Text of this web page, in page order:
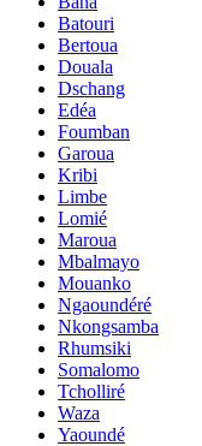
Batouri
Bertoua
Douala
Dschang
Edéa
Foumban
Garoua
Kribi
Limbe
Lomié
Maroua
Mbalmayo
Mouanko
Ngaoundéré
Nkongsamba
Rhumsiki
Somalomo
Tcholliré
Waza
Yaoundé